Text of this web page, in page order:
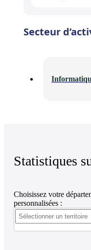
Secteur
Statistiques
Choisissez votre
personnalisées :